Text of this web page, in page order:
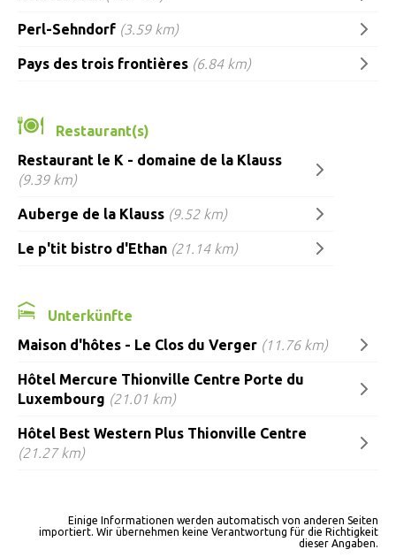
Perl-Sehndorf (3.59 km)
Pays des trois frontières (6.84 km)
Restaurant(s)
Restaurant le K - domaine de la Klauss
(9.39 km)
Auberge de la Klauss (9.52 km)
Le p'tit bistro d'Ethan (21.14 km)
Unterkünfte
Maison d'hôtes - Le Clos du Verger (11.76 km)
Hôtel Mercure Thionville Centre Porte du
Luxembourg (21.01 km)
Hôtel Best Western Plus Thionville Centre
(21.27 km)
Einige Informationen werden automatisch von anderen Seiten
importiert. Wir übernehmen keine Verantwortung für die Richtigkeit
dieser Angaben.